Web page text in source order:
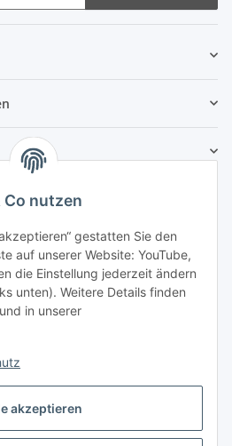
akzeptieren
Co nutzen
gestatten Sie den
auf unserer Website: YouTube,
die Einstellung jederzeit ändern
unten). Weitere Details finden
und in unserer
bis
16:00 Uhr
bis
17:00 Uhr
bis 16:00 Uhr
bis
17:00 Uhr
widerrufen